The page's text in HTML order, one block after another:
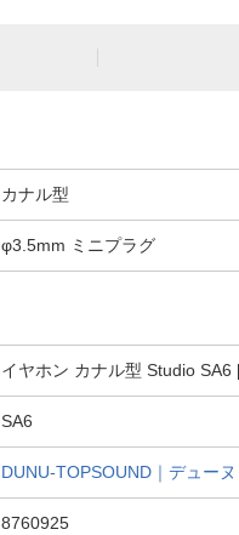
カナル型
φ3.5mm ミニプラグ
イヤホン カナル型 Studio
SA6
DUNU-TOPSOUND｜デューヌ
8760925